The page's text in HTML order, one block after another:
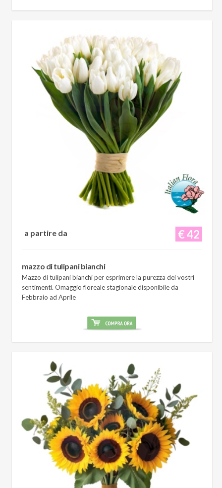
€ 42
a partire da
mazzo di tulipani bianchi
Mazzo di tulipani bianchi per esprimere la purezza dei vostri
sentimenti. Omaggio floreale stagionale disponibile da
Febbraio ad Aprile